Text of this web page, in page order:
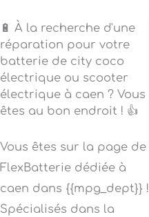
🔋 À la recherche d'une
réparation pour votre
batterie de city coco
électrique ou scooter
électrique à caen ? Vous
êtes au bon endroit ! 👍
Vous êtes sur la page de
FlexBatterie dédiée à
caen dans {{mpg_dept}} !
Spécialisés dans la